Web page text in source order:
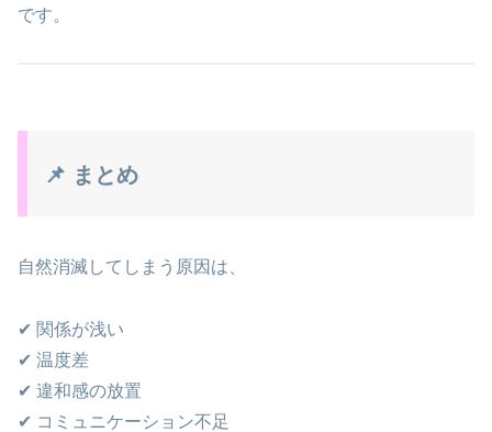
です。
📌 まとめ
自然消滅してしまう原因は、
✔ 関係が浅い
✔ 温度差
✔ 違和感の放置
✔ コミュニケーション不足